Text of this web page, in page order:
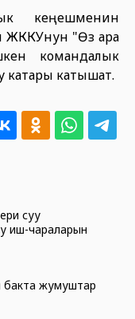
кеңешменин
ЖККУнун "Өз ара
командалык
катары катышат.
суу
иш-чараларын
бакта жумуштар